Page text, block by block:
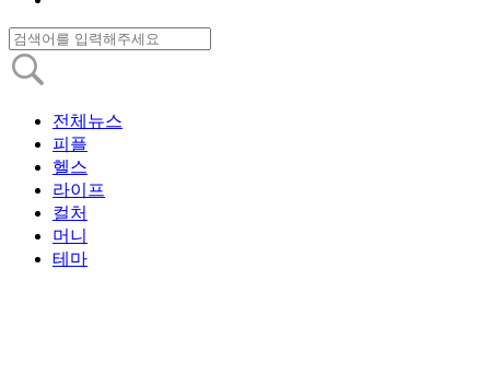
전체뉴스
피플
헬스
라이프
컬처
머니
테마